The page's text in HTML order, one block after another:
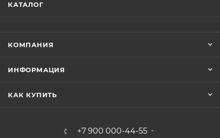
КАТАЛОГ
КОМПАНИЯ
ИНФОРМАЦИЯ
КАК КУПИТЬ
+7 900 000-44-55